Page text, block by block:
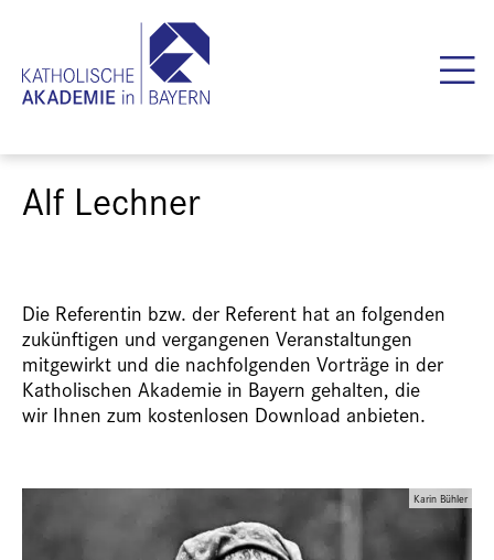
Alf Lechner
Die Referentin bzw. der Referent hat an folgenden
zukünftigen und vergangenen Veranstaltungen
mitgewirkt und die nachfolgenden Vorträge in der
Katholischen Akademie in Bayern gehalten, die
wir Ihnen zum kostenlosen Download anbieten.
Karin Bühler